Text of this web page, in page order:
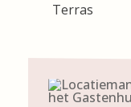
Terras